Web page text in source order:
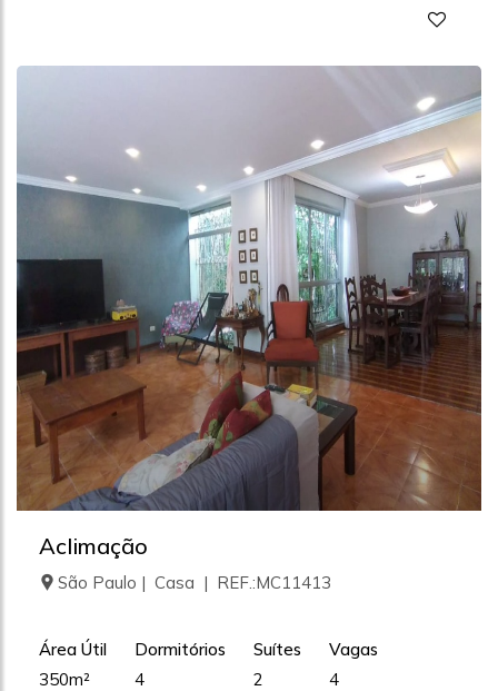
Aclimação
São Paulo | Casa | REF.:MC11413
Área Útil
350m²
Dormitórios
4
Suítes
2
Vagas
4